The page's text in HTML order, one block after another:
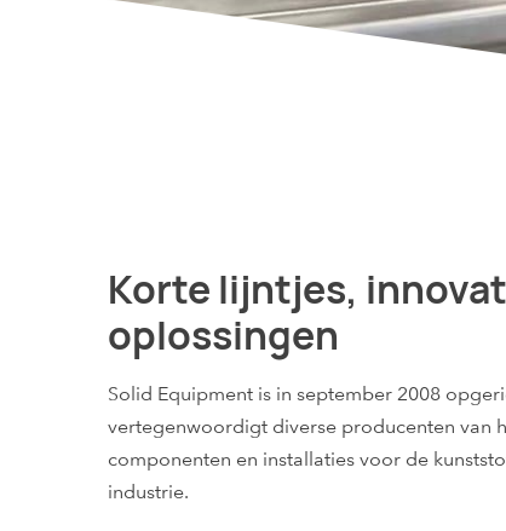
Korte lijntjes,
oplossingen
Solid Equipment is in september 2008
vertegenwoordigt diverse producenten van
componenten en installaties voor de
industrie.